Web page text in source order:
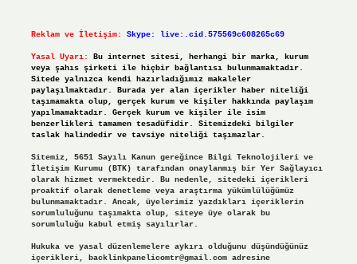
Reklam ve İletişim: Skype: live:.cid.575569c608265c69
Yasal Uyarı:
Bu internet sitesi, herhangi bir marka, kurum
veya şahıs şirketi ile hiçbir bağlantısı bulunmamaktadır.
Sitede yalnızca kendi hazırladığımız makaleler
paylaşılmaktadır. Burada yer alan içerikler haber niteliği
taşımamakta olup, gerçek kurum ve kişiler hakkında paylaşım
yapılmamaktadır. Gerçek kurum ve kişiler ile isim
benzerlikleri tamamen tesadüfidir. Sitemizdeki bilgiler
taslak halindedir ve tavsiye niteliği taşımazlar.
Sitemiz, 5651 Sayılı Kanun gereğince Bilgi Teknolojileri ve
İletişim Kurumu (BTK) tarafından onaylanmış bir Yer Sağlayıcı
olarak hizmet vermektedir. Bu nedenle, sitedeki içerikleri
proaktif olarak denetleme veya araştırma yükümlülüğümüz
bulunmamaktadır. Ancak, üyelerimiz yazdıkları içeriklerin
sorumluluğunu taşımakta olup, siteye üye olarak bu
sorumluluğu kabul etmiş sayılırlar.
Hukuka ve yasal düzenlemelere aykırı olduğunu düşündüğünüz
içerikleri, backlinkpanelicomtr@gmail.comadresine